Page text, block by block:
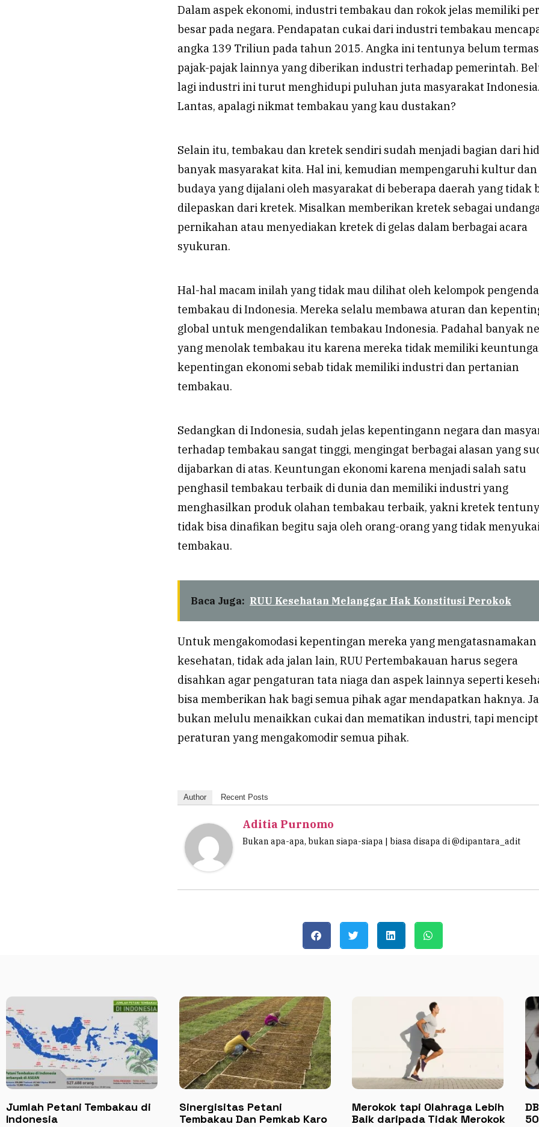
Dalam aspek ekonomi, industri tembakau dan rokok jelas memiliki
besar pada negara. Pendapatan cukai dari industri tembakau
angka 139 Triliun pada tahun 2015. Angka ini tentunya belum
pajak-pajak lainnya yang diberikan industri terhadap pemerintah.
lagi industri ini turut menghidupi puluhan juta masyarakat Indonesia.
Lantas, apalagi nikmat tembakau yang kau dustakan?
Selain itu, tembakau dan kretek sendiri sudah menjadi bagian dari
banyak masyarakat kita. Hal ini, kemudian mempengaruhi kultur dan
budaya yang dijalani oleh masyarakat di beberapa daerah yang tidak
dilepaskan dari kretek. Misalkan memberikan kretek sebagai
pernikahan atau menyediakan kretek di gelas dalam berbagai acara
syukuran.
Hal-hal macam inilah yang tidak mau dilihat oleh kelompok
tembakau di Indonesia. Mereka selalu membawa aturan dan
global untuk mengendalikan tembakau Indonesia. Padahal banyak
yang menolak tembakau itu karena mereka tidak memiliki
kepentingan ekonomi sebab tidak memiliki industri dan pertanian
tembakau.
Sedangkan di Indonesia, sudah jelas kepentingann negara dan
terhadap tembakau sangat tinggi, mengingat berbagai alasan yang
dijabarkan di atas. Keuntungan ekonomi karena menjadi salah satu
penghasil tembakau terbaik di dunia dan memiliki industri yang
menghasilkan produk olahan tembakau terbaik, yakni kretek
tidak bisa dinafikan begitu saja oleh orang-orang yang tidak
tembakau.
Baca Juga: RUU Kesehatan Melanggar Hak Konstitusi Perokok
Untuk mengakomodasi kepentingan mereka yang mengatasnamakan
kesehatan, tidak ada jalan lain, RUU Pertembakauan harus segera
disahkan agar pengaturan tata niaga dan aspek lainnya seperti
bisa memberikan hak bagi semua pihak agar mendapatkan haknya.
bukan melulu menaikkan cukai dan mematikan industri, tapi
peraturan yang mengakomodir semua pihak.
Author Recent Posts
Aditia Purnomo
Bukan apa-apa, bukan siapa-siapa | biasa disapa di @dipantara_adit
Jumlah Petani Tembakau di
Indonesia
Sinergisitas Petani
Tembakau Dan Pemkab Karo
Merokok tapi Olahraga Lebih
Baik daripada Tidak Merokok